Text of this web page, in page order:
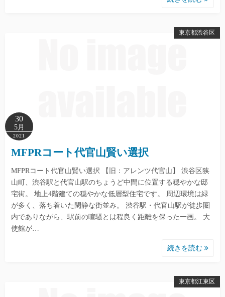
東京都渋谷区
30
5月
2021
MFPRコート代官山賢い選択
MFPRコート代官山賢い選択 【旧：アレンツ代官山】 渋谷区狭
山町、渋谷駅と代官山駅のちょうど中間に位置する穏やかな邸
宅街。 地上4階建ての穏やかな低層型住宅です。 周辺環境は緑
が多く、落ち着いた閑静な街並み。 渋谷駅・代官山駅が徒歩圏
内でありながら、駅前の喧騒とは程良く距離を保った一画。 大
使館が…
続きを読む
東京都江東区